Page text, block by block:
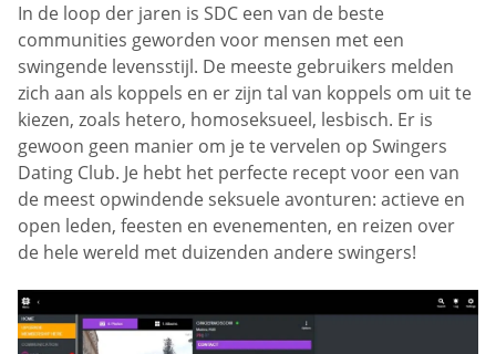
In de loop der jaren is SDC een van de beste
communities geworden voor mensen met een
swingende levensstijl. De meeste gebruikers melden
zich aan als koppels en er zijn tal van koppels om uit te
kiezen, zoals hetero, homoseksueel, lesbisch. Er is
gewoon geen manier om je te vervelen op Swingers
Dating Club. Je hebt het perfecte recept voor een van
de meest opwindende seksuele avonturen: actieve en
open leden, feesten en evenementen, en reizen over
de hele wereld met duizenden andere swingers!